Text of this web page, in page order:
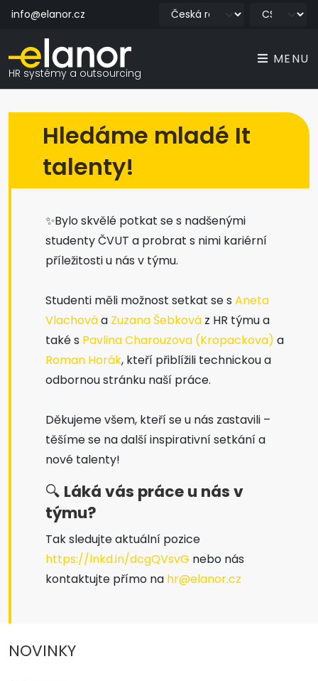
info@elanor.cz
HR systémy a outsourcing
MENU
Hledáme mladé It
talenty!
✨Bylo skvělé potkat se s nadšenými
studenty ČVUT a probrat s nimi kariérní
příležitosti u nás v týmu.
Studenti měli možnost setkat se s Aneta
Vlachováa Zuzana Šebková z HR týmu a
také s Pavlina Charouzova (Kropackova) a
Roman Horák, kteří přiblížili technickou a
odbornou stránku naší práce.
Děkujeme všem, kteří se u nás zastavili –
těšíme se na další inspirativní setkání a
nové talenty!
🔍 Láká vás práce u nás v
týmu?
Tak sledujte aktuální pozice
https://lnkd.in/dcgQVsvG nebo nás
kontaktujte přímo na hr@elanor.cz
NOVINKY